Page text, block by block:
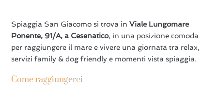
Spiaggia San Giacomo si trova inViale Lungomare
Ponente, 91/A, a Cesenatico, in una posizione comoda
per raggiungere il mare e vivere una giornata tra relax,
servizi family & dog friendly e momenti vista spiaggia.
Come raggiungerci